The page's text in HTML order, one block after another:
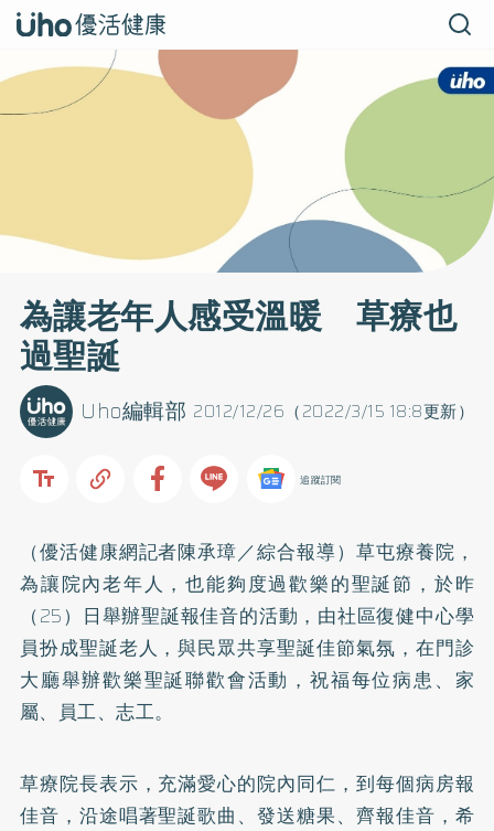
為讓老年人感受溫暖 草療也
過聖誕
2012/12/26（2022/3/15 18:8更新）
Uho編輯部
追蹤訂閱
（優活健康網記者陳承璋／綜合報導）草屯療養院，
為讓院內老年人，也能夠度過歡樂的聖誕節，於昨
（25）日舉辦聖誕報佳音的活動，由社區復健中心學
員扮成聖誕老人，與民眾共享聖誕佳節氣氛，在門診
大廳舉辦歡樂聖誕聯歡會活動，祝福每位病患、家
屬、員工、志工。
草療院長表示，充滿愛心的院內同仁，到每個病房報
佳音，沿途唱著聖誕歌曲、發送糖果、齊報佳音，希